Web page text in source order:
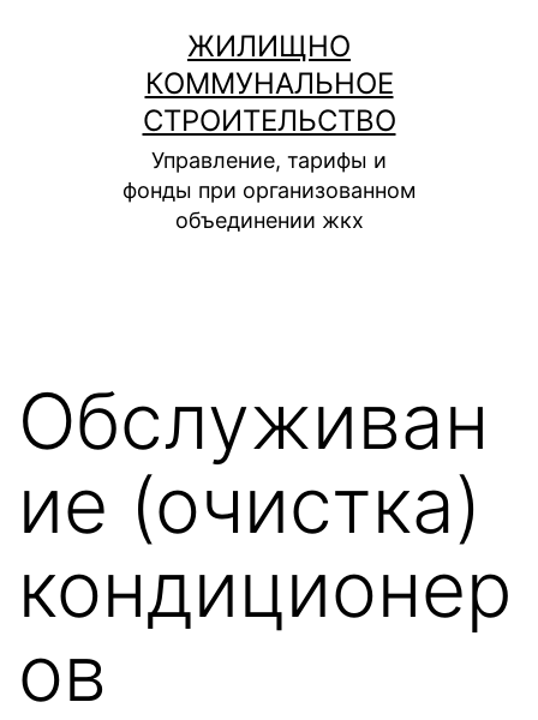
содержимому
ЖИЛИЩНО
КОММУНАЛЬНОЕ
СТРОИТЕЛЬСТВО
Управление, тарифы и
фонды при организованном
объединении жкх
Обслуживан
ие (очистка)
кондиционер
ов